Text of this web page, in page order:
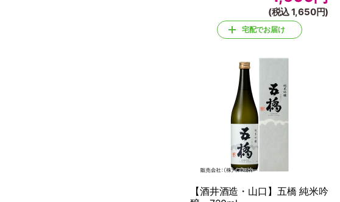
(税込 1,650円)
宅配でお届け
【酒井酒造・山口】五橋 純米吟